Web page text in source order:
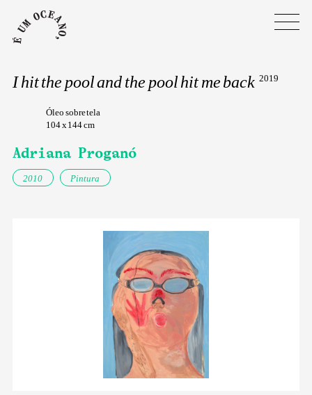
I hit the pool and the pool hit me back 2019
Óleo sobre tela
104 x 144 cm
Adriana Proganó
2010 Pintura